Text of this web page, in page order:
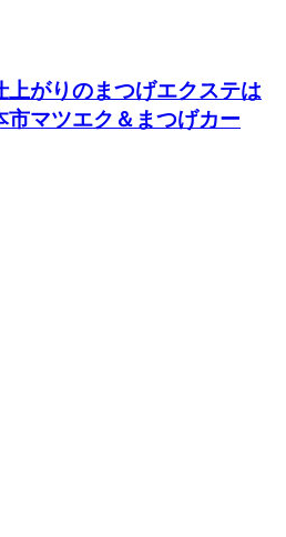
がりのまつげエクステは
市マツエク＆まつげカー